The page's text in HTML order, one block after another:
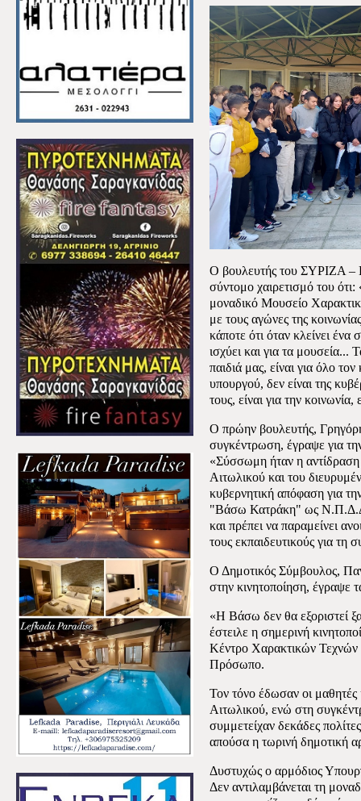
Ο βουλευτής του ΣΥΡΙΖΑ –
σύντομο χαιρετισμό του
μοναδικό Μουσείο
με τους αγώνες της
κάποτε ότι όταν κλείνει ένα
ισχύει και για τα μουσεία...
παιδιά μας, είναι για όλο
υπουργού, δεν είναι της
τους, είναι για την κοινωνία,
Ο πρώην βουλευτής,
συγκέντρωση, έγραψε για
«Σύσσωμη ήταν η
Αιτωλικού και του
κυβερνητική απόφαση για
"Βάσω Κατράκη" ως Ν.Π.Δ.Δ.
και πρέπει να παραμείνει
τους εκπαιδευτικούς για τη
Ο Δημοτικός Σύμβουλος,
στην κινητοποίηση, έγραψε
«Η Βάσω δεν θα εξοριστεί
έστειλε η σημερινή
Κέντρο Χαρακτικών
Πρόσωπο.
Τον τόνο έδωσαν οι μαθητές
Αιτωλικού, ενώ στη
συμμετείχαν δεκάδες
απούσα η τωρινή δημοτική
Δυστυχώς ο αρμόδιος
Δεν αντιλαμβάνεται τη